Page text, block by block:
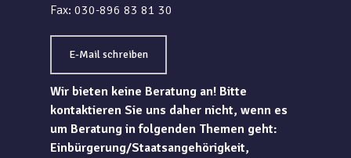
Fax: 030-896 83 81 30
E-Mail schreiben
Wir bieten keine Beratung an! Bitte
kontaktieren Sie uns daher nicht, wenn es
um Beratung in folgenden Themen geht:
Einbürgerung/Staatsangehörigkeit,